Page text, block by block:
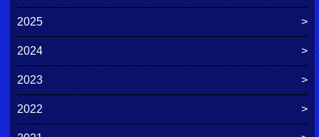
2025
2024
2023
2022